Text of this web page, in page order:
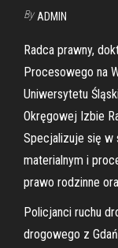
By ADMIN
Radca prawny,
Procesowego na
Uniwersytetu
Okręgowej Izbie
Specjalizuje się w
materialnym i
prawo rodzinne
Policjanci ruchu
drogowego z